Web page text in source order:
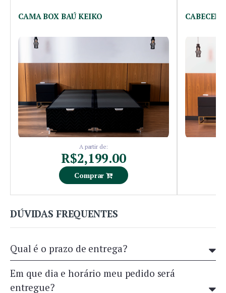
CAMA BOX BAÚ KEIKO
A partir de:
R$2,199.00
Comprar
DÚVIDAS FREQUENTES
Qual é o prazo de entrega?
Em que dia e horário meu pedido será
entregue?